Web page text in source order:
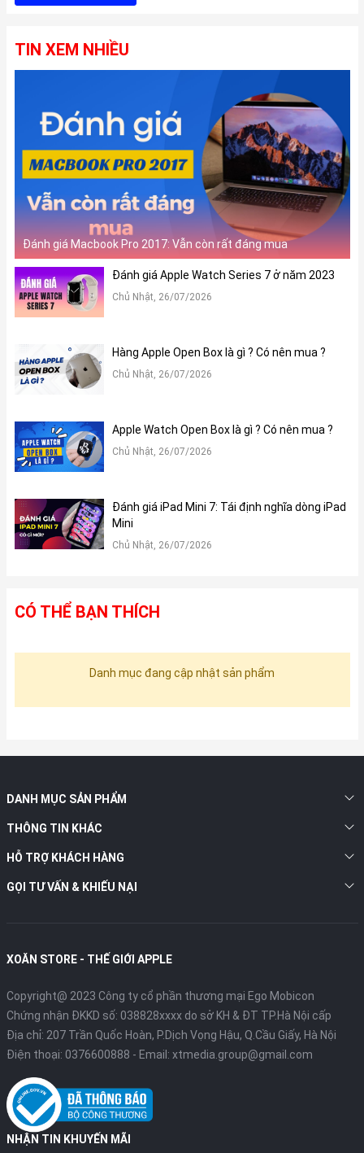
TIN XEM NHIỀU
Đánh giá Macbook Pro 2017: Vẫn còn rất đáng mua
Đánh giá Apple Watch Series 7 ở năm 2023
Chủ Nhật, 26/07/2026
Hàng Apple Open Box là gì ? Có nên mua ?
Chủ Nhật, 26/07/2026
Apple Watch Open Box là gì ? Có nên mua ?
Chủ Nhật, 26/07/2026
Đánh giá iPad Mini 7: Tái định nghĩa dòng iPad
Mini
Chủ Nhật, 26/07/2026
CÓ THỂ BẠN THÍCH
Danh mục đang cập nhật sản phẩm
DANH MỤC SẢN PHẨM
THÔNG TIN KHÁC
HỖ TRỢ KHÁCH HÀNG
GỌI TƯ VẤN & KHIẾU NẠI
XOĂN STORE - THẾ GIỚI APPLE
Copyright@ 2023 Công ty cổ phần thương mại Ego Mobicon
Chứng nhận ĐKKD số: 038828xxxx do sở KH & ĐT TP.Hà Nội cấp
Địa chỉ: 207 Trần Quốc Hoàn, P.Dịch Vọng Hậu, Q.Cầu Giấy, Hà Nội
Điện thoại: 0376600888 - Email: xtmedia.group@gmail.com
NHẬN TIN KHUYẾN MÃI